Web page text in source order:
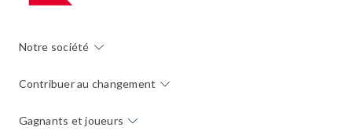
Notre société
Contribuer au changement
Gagnants et joueurs